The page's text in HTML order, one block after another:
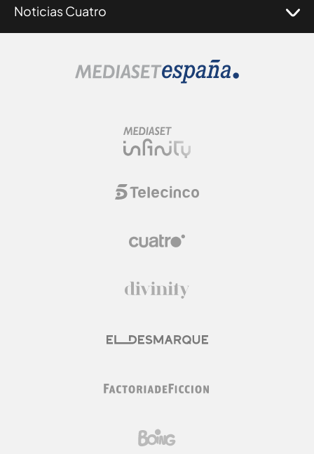
Noticias Cuatro